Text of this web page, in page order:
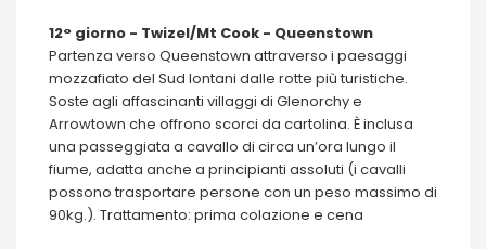
12° giorno - Twizel/Mt Cook - Queenstown
Partenza verso Queenstown attraverso i paesaggi
mozzafiato del Sud lontani dalle rotte più turistiche.
Soste agli affascinanti villaggi di Glenorchy e
Arrowtown che offrono scorci da cartolina. È inclusa
una passeggiata a cavallo di circa un’ora lungo il
fiume, adatta anche a principianti assoluti (i cavalli
possono trasportare persone con un peso massimo di
90kg.). Trattamento: prima colazione e cena